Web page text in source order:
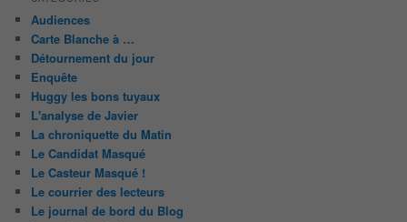
Audiences
Carte Blanche à …
Détournement du jour
Enquête
Huggy les bons tuyaux
L'analyse de Javier
La chroniquette du Matin
Le Candidat Masqué
Le Casteur Masqué !
Le courrier des lecteurs
Le journal de bord du Blog